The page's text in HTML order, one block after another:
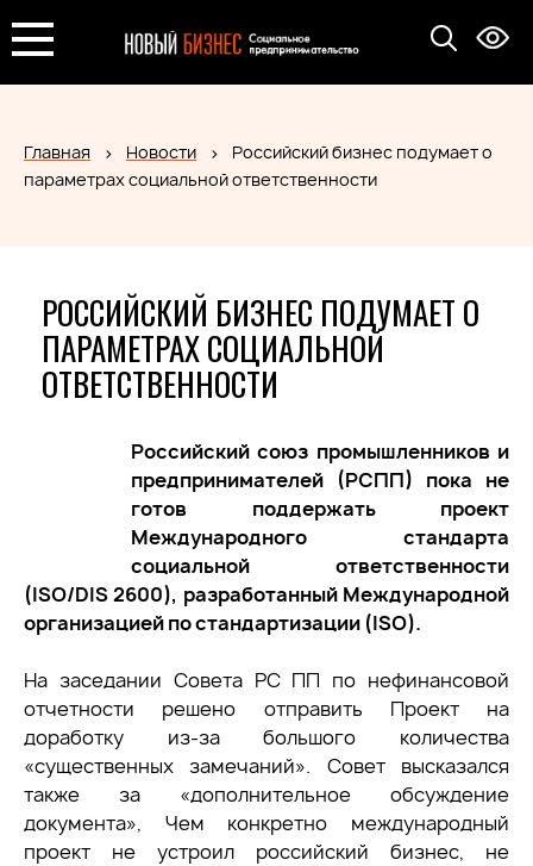
Главная Новости
Российский бизнес подумает о
параметрах социальной ответственности
РОССИЙСКИЙ БИЗНЕС ПОДУМАЕТ О
ПАРАМЕТРАХ СОЦИАЛЬНОЙ
ОТВЕТСТВЕННОСТИ
Российский союз промышленников и
предпринимателей (РСПП) пока не
готов поддержать проект
Международного стандарта
социальной ответственности
(ISO/DIS 2600), разработанный Международной
организацией по стандартизации (ISO).
На заседании Совета РС ПП по нефинансовой
отчетности решено отправить Проект на
доработку из-за большого количества
«существенных замечаний». Совет высказался
также за «дополнительное обсуждение
документа», Чем конкретно международный
проект не устроил российский бизнес, не